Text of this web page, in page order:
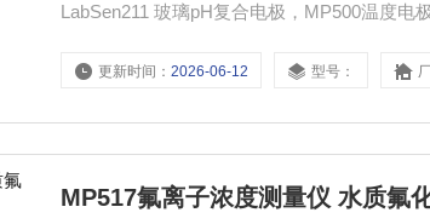
LabSen211 玻璃pH复合电极，MP500温度电
期显示且具有手动/自动定时存储功能，
更新时间：2026-06-12 型号：
MP517​氟离子浓度测量仪 水质氟